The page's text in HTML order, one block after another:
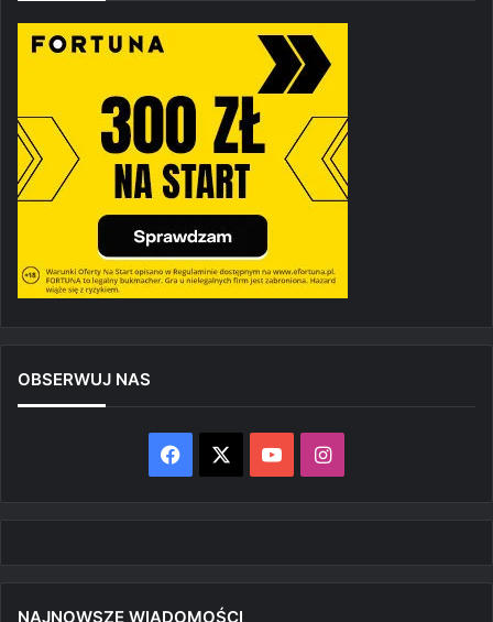
OBSERWUJ NAS
Facebook YouTubeInstagram
NAJNOWSZE WIADOMOŚCI